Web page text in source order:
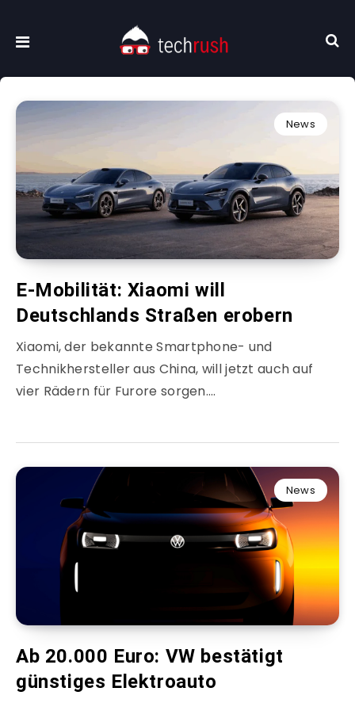
News
E-Mobilität: Xiaomi will
Deutschlands Straßen erobern
Xiaomi, der bekannte Smartphone- und
Technikhersteller aus China, will jetzt auch auf
vier Rädern für Furore sorgen….
News
Ab 20.000 Euro: VW bestätigt
günstiges Elektroauto